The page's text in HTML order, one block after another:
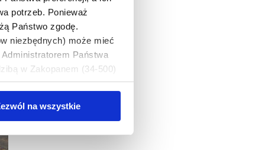
potrzeb. Ponieważ
Państwo zgodę.
niezbędnych) może mieć
Państwa
w Zakopanem (34-500)
osobowych, można
na wszystkie